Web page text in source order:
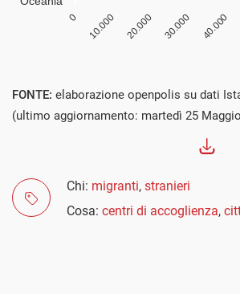
FONTE: elaborazione openpolis su dati
(ultimo aggiornamento: martedì 25
Chi: migranti, stranieri
Cosa: centri di accoglienza,